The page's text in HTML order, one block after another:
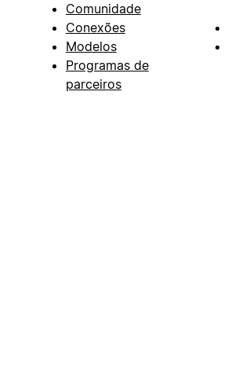
Comunidade
Conexões
Modelos
Programas de
parceiros